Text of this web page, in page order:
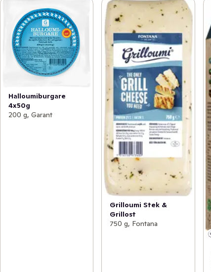
Halloumiburgare
4x50g
200 g, Garant
Grilloumi Stek &
Grillost
750 g, Fontana